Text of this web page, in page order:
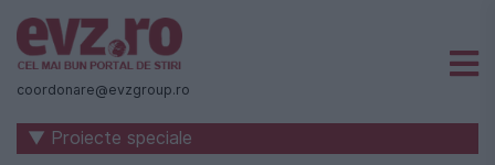
Știri
naționale
internaționale
coordonare@evzgroup.ro
▼ Proiecte speciale